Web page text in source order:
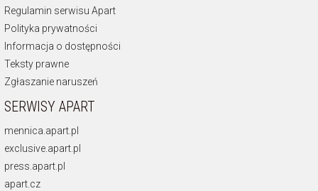
Regulamin serwisu Apart
Polityka prywatności
Informacja o dostępności
Teksty prawne
Zgłaszanie naruszeń
SERWISY APART
mennica.apart.pl
exclusive.apart.pl
press.apart.pl
apart.cz